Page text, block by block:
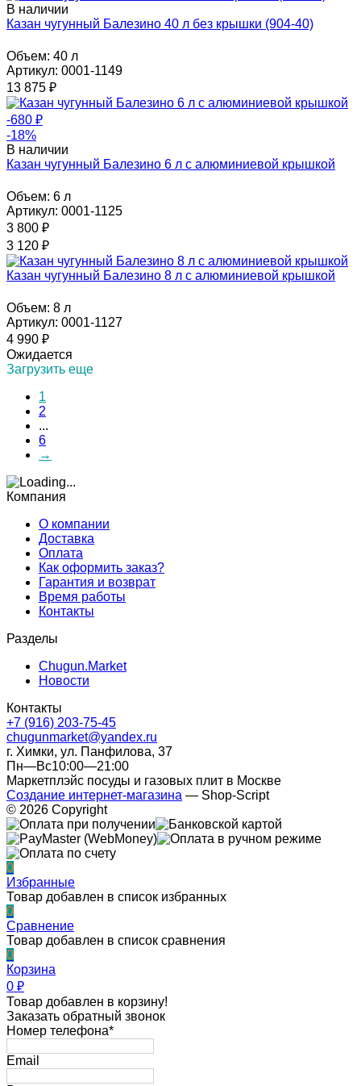
В наличии
Казан чугунный Балезино 40 л без крышки (904-40)
Объем: 40 л
Артикул: 0001-1149
13 875 ₽
-680 ₽
-18%
В наличии
Казан чугунный Балезино 6 л с алюминиевой крышкой
Объем: 6 л
Артикул: 0001-1125
3 800 ₽
3 120 ₽
Казан чугунный Балезино 8 л с алюминиевой крышкой
Объем: 8 л
Артикул: 0001-1127
4 990 ₽
Ожидается
Загрузить еще
1
2
...
6
→
Компания
О компании
Доставка
Оплата
Как оформить заказ?
Гарантия и возврат
Время работы
Контакты
Разделы
Chugun.Market
Новости
Контакты
+7 (916) 203-75-45
chugunmarket@yandex.ru
г. Химки, ул. Панфилова, 37
Пн—Вс10:00—21:00
Маркетплэйс посуды и газовых плит в Москве
Создание интернет-магазина — Shop-Script
© 2026 Copyright
0
Избранные
Товар добавлен в список избранных
0
Сравнение
Товар добавлен в список сравнения
0
Корзина
0 ₽
Товар добавлен в корзину!
Заказать обратный звонок
Номер телефона*
Email